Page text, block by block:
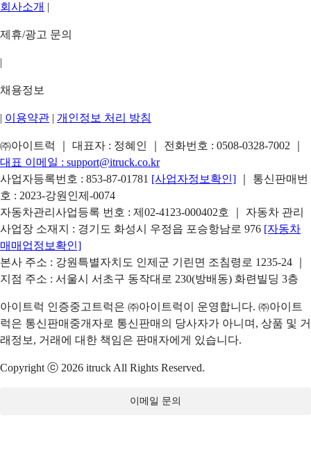
회사소개 |
제휴/광고 문의
|
채용정보
| 이용약관 | 개인정보 처리 방침
㈜아이트럭 ｜ 대표자 : 정혜인 ｜ 전화번호 : 0508-0328-7002
대표 이메일 : support@itruck.co.kr
사업자등록번호 : 853-87-01781 [사업자정보확인]
｜ 통신판매번
호 : 2023-강원인제-0074
자동차관리사업등록 번호 : 제02-4123-000402호 ｜ 자동차 관리
사업장 소재지 : 경기도 화성시 우정읍 포승항남로 976 [자동차
매매업정보확인]
본사 주소 : 강원특별자치도 인제군 기린면 조침령로 1235-24 ｜
지점 주소 : 서울시 서초구 동작대로 230(방배동) 화련빌딩 3층
아이트럭 인증중고트럭은 ㈜아이트럭이 운영합니다. ㈜아이트
럭은 통신판매중개자로 통신판매의 당사자가 아니며, 상품 및 거
래정보, 거래에 대한 책임은 판매자에게 있습니다.
Copyright ⓒ 2026 itruck All Rights Reserved.
이메일 문의